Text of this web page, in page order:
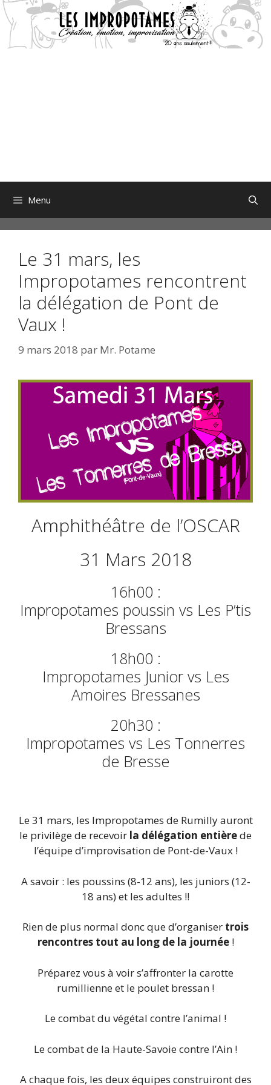
Aller
au
contenu
Menu
Le 31 mars, les
Impropotames rencontrent
la délégation de Pont de
Vaux !
9 mars 2018 par Mr. Potame
Amphithéâtre de l’OSCAR
31 Mars 2018
16h00 :
Impropotames poussin vs Les P’tis
Bressans
18h00 :
Impropotames Junior vs Les
Amoires Bressanes
20h30 :
Impropotames vs Les Tonnerres
de Bresse
Le 31 mars, les Impropotames de Rumilly auront
le privilège de recevoir la délégation entièrede
l’équipe d’improvisation de Pont-de-Vaux !
A savoir : les poussins (8-12 ans), les juniors (12-
18 ans) et les adultes !!
Rien de plus normal donc que d’organiser trois
rencontres tout au long de la journée!
Préparez vous à voir s’affronter la carotte
rumillienne et le poulet bressan !
Le combat du végétal contre l’animal !
Le combat de la Haute-Savoie contre l’Ain !
A chaque fois, les deux équipes construiront des